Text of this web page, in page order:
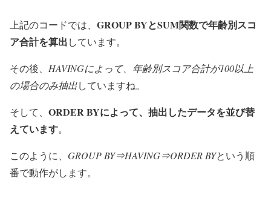
上記のコードでは、 GROUP BYとSUM関数で年齢別スコ
ア合計を算出しています。
その後、 HAVINGによって、年齢別スコア合計が100以上
の場合のみ抽出していますね。
そして、 ORDER BYによって、抽出したデータを並び替
えています。
このように、 GROUP BY⇒HAVING⇒ORDER BYという順
番で動作がします。